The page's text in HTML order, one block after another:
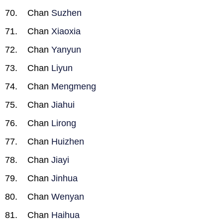
Chan Suzhen
Chan Xiaoxia
Chan Yanyun
Chan Liyun
Chan Mengmeng
Chan Jiahui
Chan Lirong
Chan Huizhen
Chan Jiayi
Chan Jinhua
Chan Wenyan
Chan Haihua